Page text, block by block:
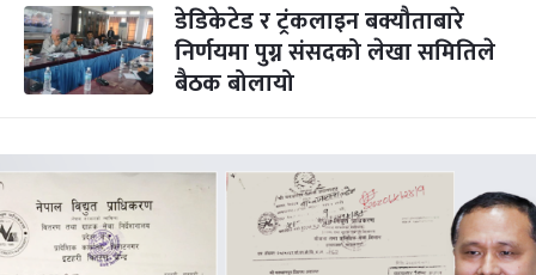
डेडिकेटेड र ट्रंकलाइन बक्यौताबारे
निर्णयमा पुग्न संसदको लेखा समितिले
बैठक बोलायो